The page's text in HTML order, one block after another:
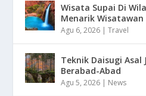
Wisata Supai Di
Menarik Wisatawan
Agu 6, 2026 |Travel
Teknik Daisugi Asal
Berabad-Abad
Agu 5, 2026 | News